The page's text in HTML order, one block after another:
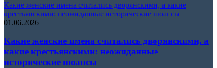
Какие женские имена считались дворянскими, а какие
крестьянскими: неожиданные исторические нюансы
01.06.2026
Какие женские имена считались дворянскими, а
какие крестьянскими: неожиданные
исторические нюансы